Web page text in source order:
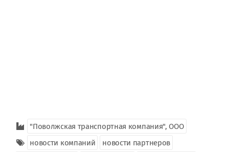
"Поволжская транспортная компания", ООО
новости компаний
новости партнеров